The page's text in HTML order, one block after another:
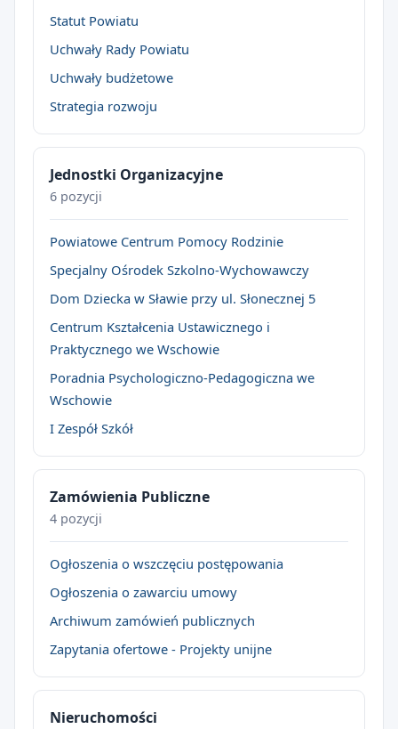
Statut Powiatu
Uchwały Rady Powiatu
Uchwały budżetowe
Strategia rozwoju
Jednostki Organizacyjne
6 pozycji
Powiatowe Centrum Pomocy Rodzinie
Specjalny Ośrodek Szkolno-Wychowawczy
Dom Dziecka w Sławie przy ul. Słonecznej 5
Centrum Kształcenia Ustawicznego i
Praktycznego we Wschowie
Poradnia Psychologiczno-Pedagogiczna we
Wschowie
I Zespół Szkół
Zamówienia Publiczne
4 pozycji
Ogłoszenia o wszczęciu postępowania
Ogłoszenia o zawarciu umowy
Archiwum zamówień publicznych
Zapytania ofertowe - Projekty unijne
Nieruchomości